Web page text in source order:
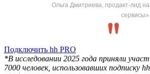
Ольга Дмитриева, продакт-лид
сервисы»
Подключить hh PRO
*В исследовании 2025 года приняли
7000 человек, использовавших подписку